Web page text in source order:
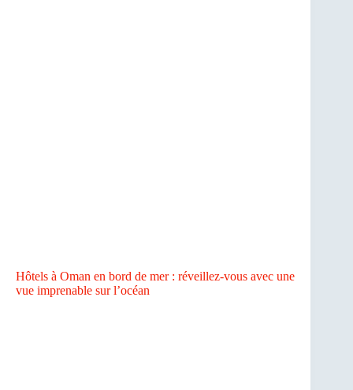
Hôtels à Oman en bord de mer : réveillez-vous avec une
vue imprenable sur l’océan